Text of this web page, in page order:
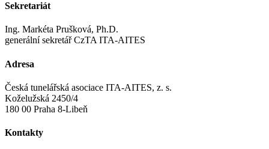
Sekretariát
Ing. Markéta Prušková, Ph.D.
generální sekretář CzTA ITA-AITES
Adresa
Česká tunelářská asociace ITA-AITES, z. s.
Koželužská 2450/4
180 00 Praha 8-Libeň
Kontakty